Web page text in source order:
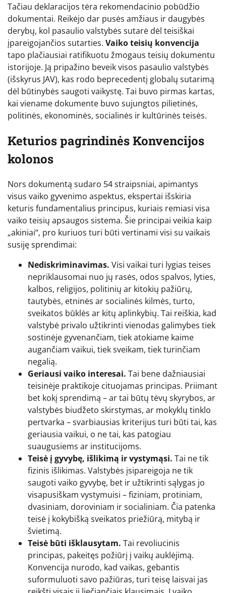
Tačiau deklaracijos tėra rekomendacinio pobūdžio
dokumentai. Reikėjo dar pusės amžiaus ir daugybės
derybų, kol pasaulio valstybės sutarė dėl teisiškai
įpareigojančios sutarties. Vaiko teisių konvencija
tapo plačiausiai ratifikuotu žmogaus teisių dokumentu
istorijoje. Ją pripažino beveik visos pasaulio valstybės
(išskyrus JAV), kas rodo beprecedentį globalų sutarimą
dėl būtinybės saugoti vaikystę. Tai buvo pirmas kartas,
kai viename dokumente buvo sujungtos pilietinės,
politinės, ekonominės, socialinės ir kultūrinės teisės.
Keturios pagrindinės Konvencijos
kolonos
Nors dokumentą sudaro 54 straipsniai, apimantys
visus vaiko gyvenimo aspektus, ekspertai išskiria
keturis fundamentalius principus, kuriais remiasi visa
vaiko teisių apsaugos sistema. Šie principai veikia kaip
„akiniai“, pro kuriuos turi būti vertinami visi su vaikais
susiję sprendimai:
Nediskriminavimas. Visi vaikai turi lygias teises
nepriklausomai nuo jų rasės, odos spalvos, lyties,
kalbos, religijos, politinių ar kitokių pažiūrų,
tautybės, etninės ar socialinės kilmės, turto,
sveikatos būklės ar kitų aplinkybių. Tai reiškia, kad
valstybė privalo užtikrinti vienodas galimybes tiek
sostinėje gyvenančiam, tiek atokiame kaime
augančiam vaikui, tiek sveikam, tiek turinčiam
negalią.
Geriausi vaiko interesai. Tai bene dažniausiai
teisinėje praktikoje cituojamas principas. Priimant
bet kokį sprendimą – ar tai būtų tėvų skyrybos, ar
valstybės biudžeto skirstymas, ar mokyklų tinklo
pertvarka – svarbiausias kriterijus turi būti tai, kas
geriausia vaikui, o ne tai, kas patogiau
suaugusiems ar institucijoms.
Teisė į gyvybę, išlikimą ir vystymąsi. Tai ne tik
fizinis išlikimas. Valstybės įsipareigoja ne tik
saugoti vaiko gyvybę, bet ir užtikrinti sąlygas jo
visapusiškam vystymuisi – fiziniam, protiniam,
dvasiniam, doroviniam ir socialiniam. Čia patenka
teisė į kokybišką sveikatos priežiūrą, mitybą ir
švietimą.
Teisė būti išklausytam. Tai revoliucinis
principas, pakeitęs požiūrį į vaikų auklėjimą.
Konvencija nurodo, kad vaikas, gebantis
suformuluoti savo pažiūras, turi teisę laisvai jas